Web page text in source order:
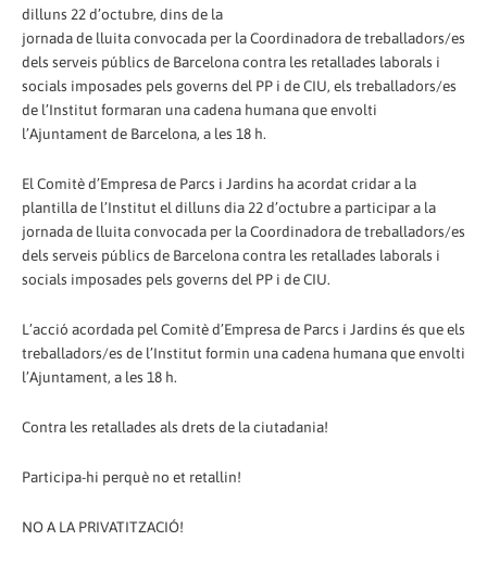
dilluns 22 d’octubre, dins de la
jornada de lluita convocada per la Coordinadora de treballadors/es
dels serveis públics de Barcelona contra les retallades laborals i
socials imposades pels governs del PP i de CIU, els treballadors/es
de l’Institut formaran una cadena humana que envolti
l’Ajuntament de Barcelona, a les 18 h.
El Comitè d’Empresa de Parcs i Jardins ha acordat cridar a la
plantilla de l’Institut el dilluns dia 22 d’octubre a participar a la
jornada de lluita convocada per la Coordinadora de treballadors/es
dels serveis públics de Barcelona contra les retallades laborals i
socials imposades pels governs del PP i de CIU.
L’acció acordada pel Comitè d’Empresa de Parcs i Jardins és que els
treballadors/es de l’Institut formin una cadena humana que envolti
l’Ajuntament, a les 18 h.
Contra les retallades als drets de la ciutadania!
Participa-hi perquè no et retallin!
NO A LA PRIVATITZACIÓ!